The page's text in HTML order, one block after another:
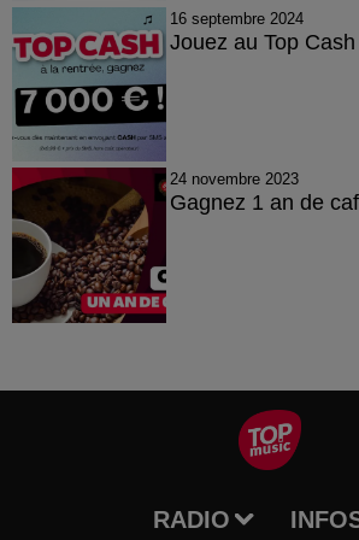
16 septembre 2024
Jouez au Top Cash
24 novembre 2023
Gagnez 1 an de
RADIO